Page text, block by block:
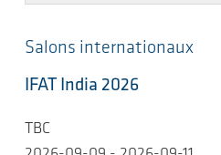
Salons internationaux
IFAT India 2026
TBC